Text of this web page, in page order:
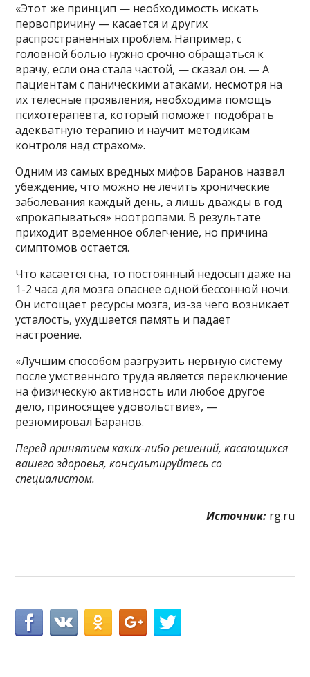
«Этот же принцип — необходимость искать
первопричину — касается и других
распространенных проблем. Например, с
головной болью нужно срочно обращаться к
врачу, если она стала частой, — сказал он. — А
пациентам с паническими атаками, несмотря на
их телесные проявления, необходима помощь
психотерапевта, который поможет подобрать
адекватную терапию и научит методикам
контроля над страхом».
Одним из самых вредных мифов Баранов назвал
убеждение, что можно не лечить хронические
заболевания каждый день, а лишь дважды в год
«прокапываться» ноотропами. В результате
приходит временное облегчение, но причина
симптомов остается.
Что касается сна, то постоянный недосып даже на
1-2 часа для мозга опаснее одной бессонной ночи.
Он истощает ресурсы мозга, из-за чего возникает
усталость, ухудшается память и падает
настроение.
«Лучшим способом разгрузить нервную систему
после умственного труда является переключение
на физическую активность или любое другое
дело, приносящее удовольствие», —
резюмировал Баранов.
Перед принятием каких-либо решений, касающихся
вашего здоровья, консультируйтесь со
специалистом.
Источник: rg.ru